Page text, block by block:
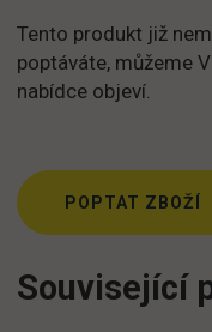
Tento produkt již
poptáváte, můžeme
nabídce objeví.
POPTAT ZBOŽÍ
Související